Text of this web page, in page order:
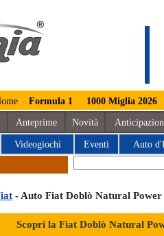
Formula 1 1000 Miglia 2026
Anteprime Novità
Videogiochi Eventi Auto
- Auto Fiat Doblò Natural Power
Scopri la Fiat Doblò Natural